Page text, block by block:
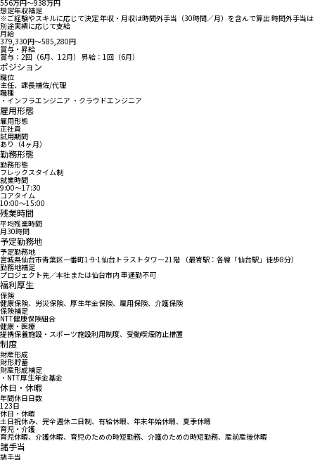
556万円〜938万円
想定年収補足
※ご経験やスキルに応じて決定 年収・月収は時間外手当（30時間／月）を含んで算出 時間外手当は
別途実績に応じて支給
月給
379,330円〜585,280円
賞与・昇給
賞与：2回（6月、12月） 昇給：1回（6月）
ポジション
職位
主任、課長補佐/代理
職種
・インフラエンジニア ・クラウドエンジニア
雇用形態
雇用形態
正社員
試用期間
あり（4ヶ月）
勤務形態
勤務形態
フレックスタイム制
就業時間
9:00〜17:30
コアタイム
10:00〜15:00
残業時間
平均残業時間
月30時間
予定勤務地
予定勤務地
宮城県仙台市⻘葉区⼀番町1-9-1仙台トラストタワー21階 （最寄駅：各線「仙台駅」徒歩8分）
勤務地補足
プロジェクト先／本社または仙台市内 車通勤不可
福利厚生
保険
健康保険、労災保険、厚生年金保険、雇用保険、介護保険
保険補足
NTT健康保険組合
健康・医療
提携保養施設・スポーツ施設利用制度、受動喫煙防止措置
制度
財産形成
財形貯蓄
財産形成補足
・NTT厚⽣年⾦基⾦
休日・休暇
年間休日日数
123日
休日・休暇
土日祝休み、完全週休二日制、有給休暇、年末年始休暇、夏季休暇
育児・介護
育児休暇、介護休暇、育児のための時短勤務、介護のための時短勤務、産前産後休暇
諸手当
諸手当